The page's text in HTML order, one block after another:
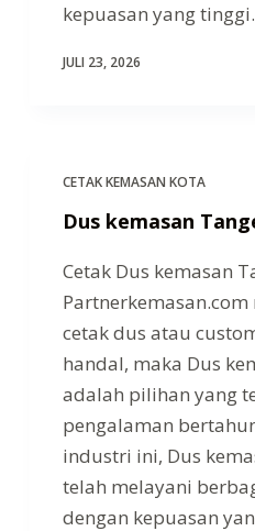
kepuasan yang
JULI 23, 2026
CETAK KEMASAN KOTA
Dus kemasan
Cetak Dus kemasan
cetak dus atau
handal, maka Dus
adalah pilihan yang
pengalaman
industri ini, Dus
telah melayani
dengan kepuasan